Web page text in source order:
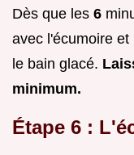
Dès que les 6
avec l'écumoire
le bain glacé.
minimum.
Étape 6 :